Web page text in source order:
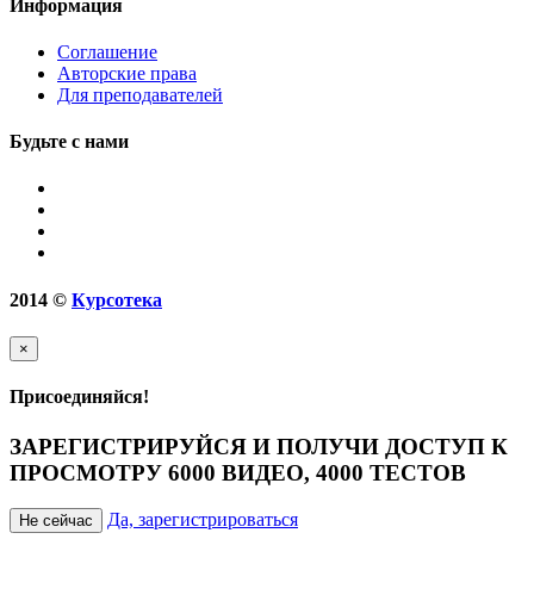
Информация
Соглашение
Авторские права
Для преподавателей
Будьте с нами
2014 © Курсотека
×
Присоединяйся!
ЗАРЕГИСТРИРУЙСЯ И ПОЛУЧИ ДОСТУП К
ПРОСМОТРУ 6000 ВИДЕО, 4000 ТЕСТОВ
Не сейчас Да, зарегистрироваться